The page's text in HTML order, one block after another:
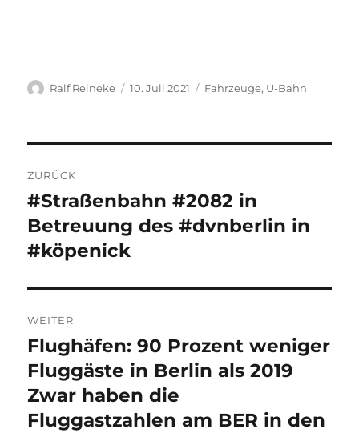
Autor
Ralf Reineke
Veröffentlicht
10. Juli 2021 Kategorien
Fahrzeuge, U-Bahn
ZURÜCK
Vorheriger
Beitrag:
#Straßenbahn #2082 in
Betreuung des #dvnberlin in
#köpenick
WEITER
Nächster
Beitrag:
Flughäfen: 90 Prozent weniger
Fluggäste in Berlin als 2019
Zwar haben die
Fluggastzahlen am BER in den